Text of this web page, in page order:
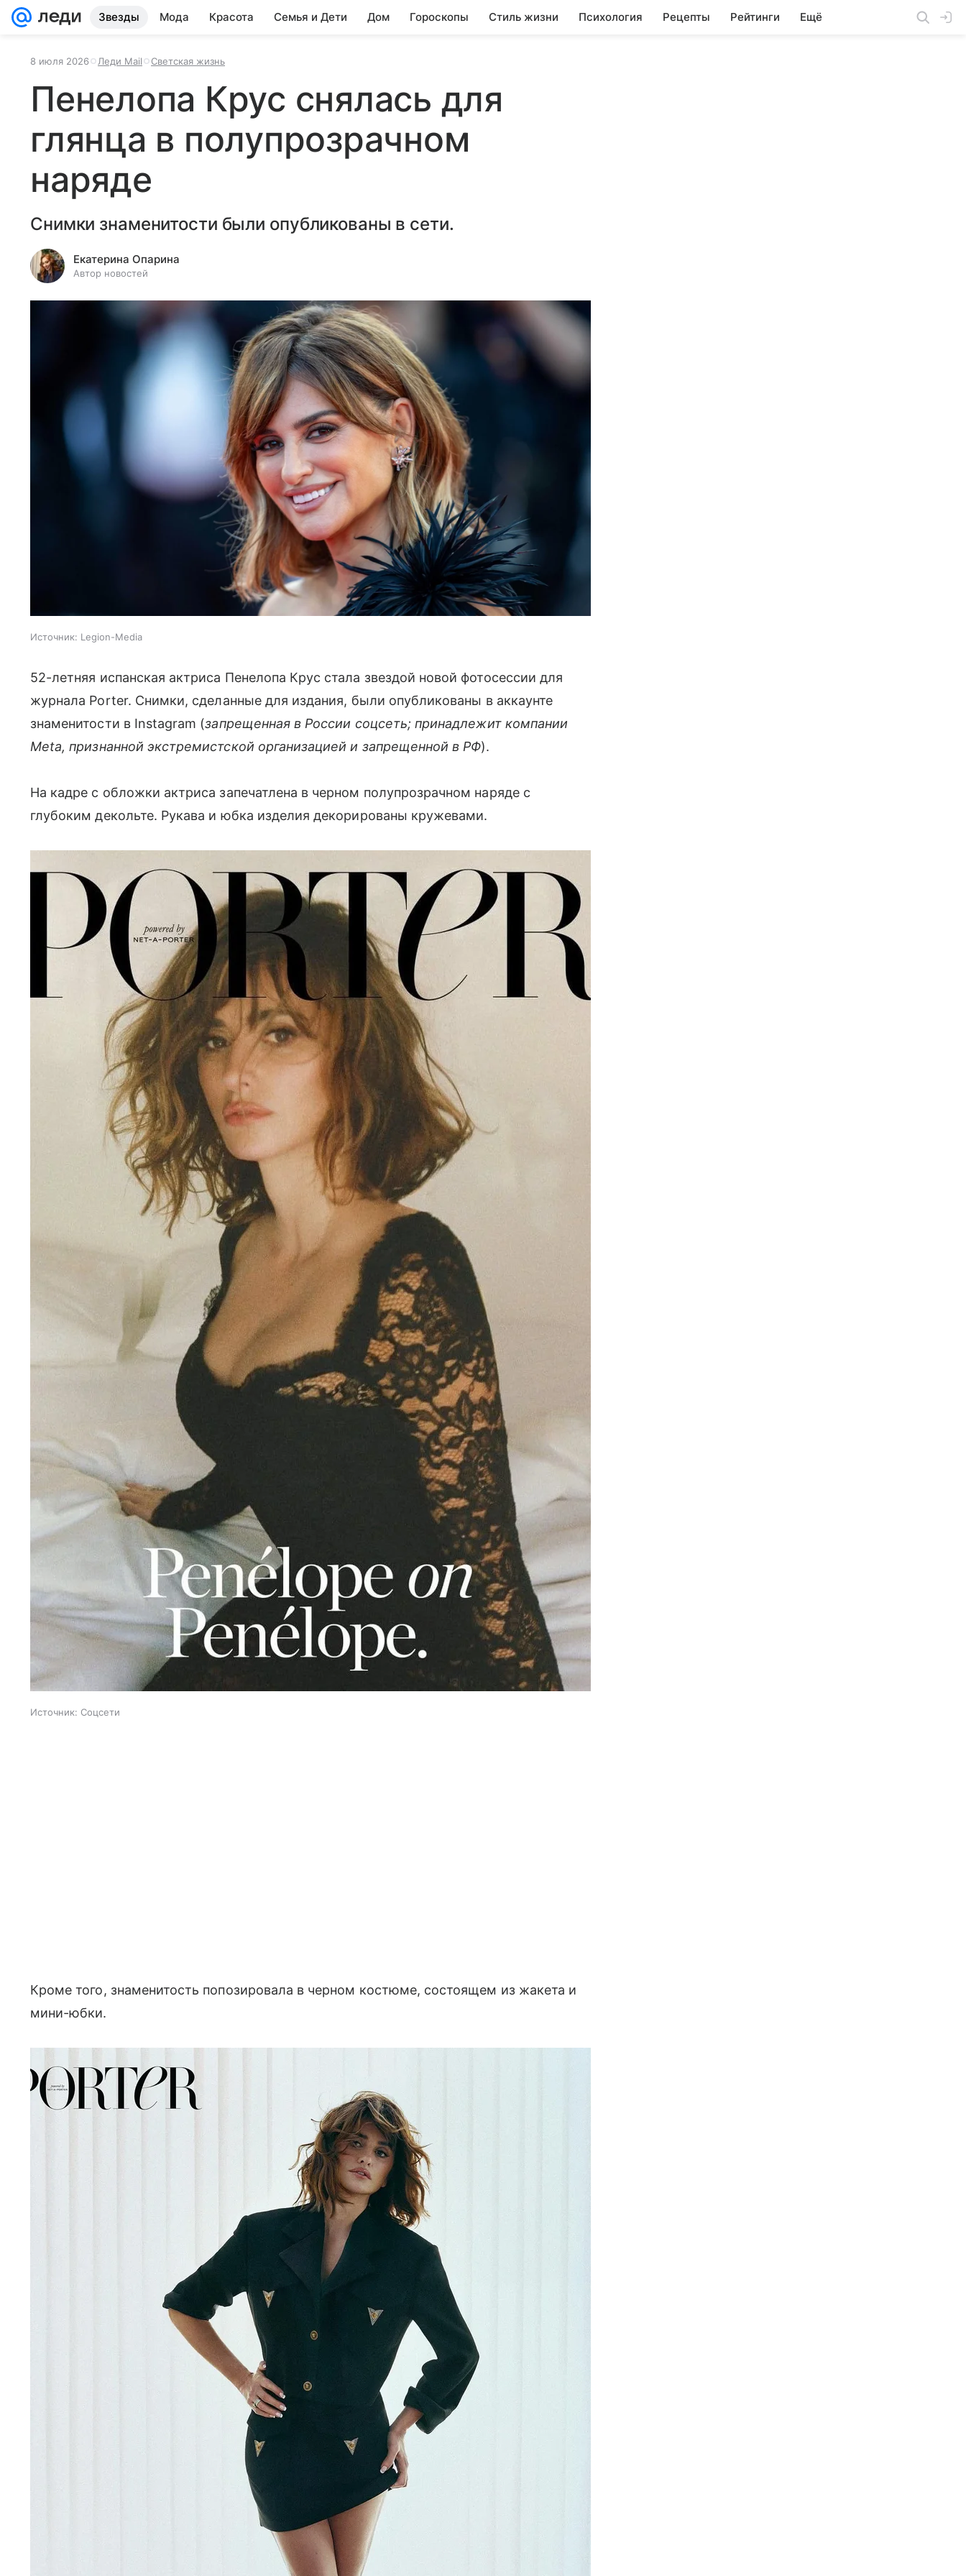
Звезды Мода Красота Семья и Дети Дом Гороскопы Стиль жизни Психология Рецепты Рейтинги Ещё
8 июля 2026 Леди Mail Светская жизнь
Пенелопа Крус снялась для
глянца в полупрозрачном
наряде
Снимки знаменитости были опубликованы в сети.
Екатерина Опарина
Автор новостей
Источник: Legion-Media
52-летняя испанская актриса Пенелопа Крус стала звездой новой фотосессии для
журнала Porter. Снимки, сделанные для издания, были опубликованы в аккаунте
знаменитости в Instagram (запрещенная в России соцсеть; принадлежит компании
Meta, признанной экстремистской организацией и запрещенной в РФ).
На кадре с обложки актриса запечатлена в черном полупрозрачном наряде с
глубоким декольте. Рукава и юбка изделия декорированы кружевами.
Источник: Соцсети
Кроме того, знаменитость попозировала в черном костюме, состоящем из жакета и
мини-юбки.